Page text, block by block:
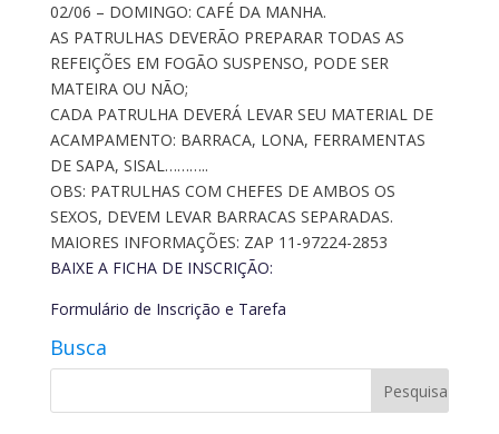
02/06 – DOMINGO: CAFÉ DA MANHA.
AS PATRULHAS DEVERÃO PREPARAR TODAS AS
REFEIÇÕES EM FOGÃO SUSPENSO, PODE SER
MATEIRA OU NÃO;
CADA PATRULHA DEVERÁ LEVAR SEU MATERIAL DE
ACAMPAMENTO: BARRACA, LONA, FERRAMENTAS
DE SAPA, SISAL………..
OBS: PATRULHAS COM CHEFES DE AMBOS OS
SEXOS, DEVEM LEVAR BARRACAS SEPARADAS.
MAIORES INFORMAÇÕES: ZAP 11-97224-2853
BAIXE A FICHA DE INSCRIÇÃO:
Formulário de Inscrição e Tarefa
Busca